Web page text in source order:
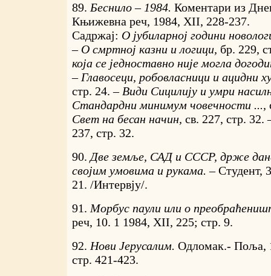
89. Беснило – 1984. Коментари из
Књижевна реч, 1984, XII, 228-237.
Садржај: О јубиларној години
– О смртној казни и логици, бр. 229,
која се једноставно није могла
– Главосеци, робовласници и ацидни
стр. 24. – Види Сицилију и умри
Стандардни минимум човечности ...,
Свет на бесан начин, св. 227, стр. 32.
237, стр. 32.
90. Две земље, САД и СССР, држе
својим умовима и рукама. –Студент,
21. /Интервју/.
91. Морбус паули или о
реч, 10. 1 1984, XII, 225; стр. 9.
92. Нови Јерусалим. Одломак.- Поља,
стр. 421-423.